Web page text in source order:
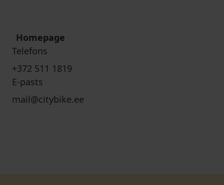
Homepage
Telefons
+372 511 1819
E-pasts
mail@citybike.ee